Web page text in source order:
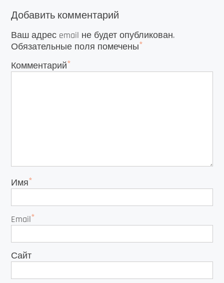
Добавить комментарий
Ваш адрес email не будет опубликован.
Обязательные поля помечены*
Комментарий*
Имя*
Email*
Сайт